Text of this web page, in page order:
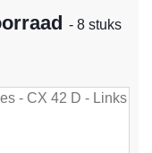
- 8 stuks